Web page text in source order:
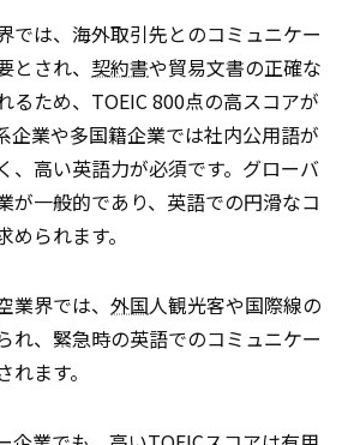
では、海外取引先とのコミュニケー
とされ、 契約書や貿易文書の正確な
るため、TOEIC 800点の高スコアが
企業や多国籍企業では社内公用語が
、高い英語力が必須です。グローバ
が一般的であり、英語での円滑なコ
られます。
界では、 外国人観光客や国際線の
れ、緊急時の英語でのコミュニケー
ます。